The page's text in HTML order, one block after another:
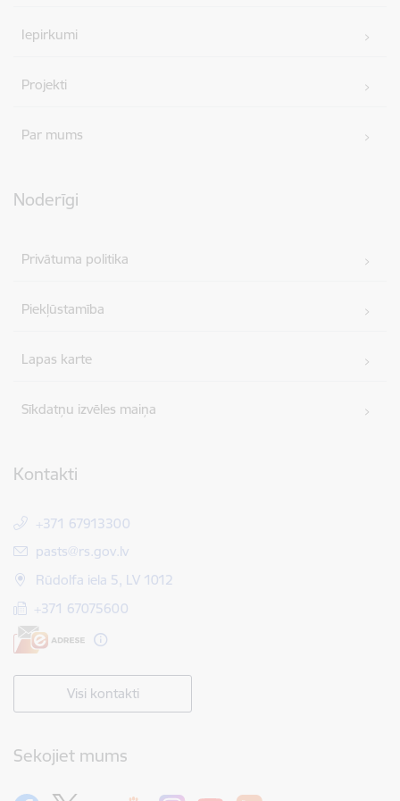
Iepirkumi
Projekti
Par mums
Noderīgi
Privātuma politika
Piekļūstamība
Lapas karte
Sīkdatņu izvēles maiņa
Kontakti
+371 67913300
E-pasts:
pasts@rs.gov.lv
Rūdolfa iela 5, LV 1012
+371 67075600
Visi kontakti
Sekojiet mums